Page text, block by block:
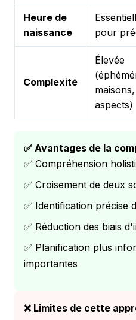
Heure de
naissance
pour
Complexité
Élevée
maisons,
aspects)
✅ Avantages de la
✅ Compréhension
✅ Croisement de deux
✅ Identification précise
✅ Réduction des biais
✅ Planification plus
importantes
❌ Limites de cette